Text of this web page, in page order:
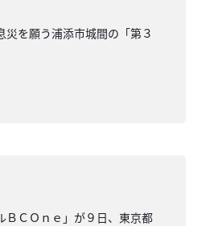
を願う浦添市城間の「第３
ＢＣＯｎｅ」が９日、東京都